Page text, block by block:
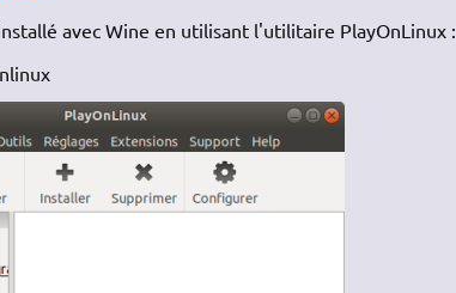
avec Wine en utilisant l'utilitaire PlayOnLinux :